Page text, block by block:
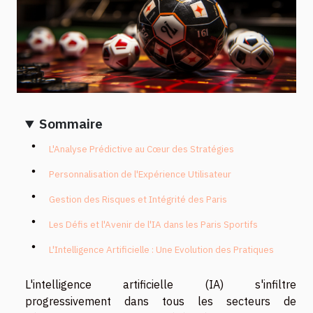
Sommaire
L'Analyse Prédictive au Cœur des Stratégies
Personnalisation de l'Expérience Utilisateur
Gestion des Risques et Intégrité des Paris
Les Défis et l'Avenir de l'IA dans les Paris Sportifs
L'Intelligence Artificielle : Une Evolution des Pratiques
L'intelligence artificielle (IA) s'infiltre
progressivement dans tous les secteurs de